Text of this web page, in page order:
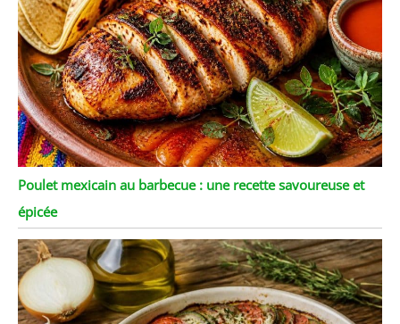
Poulet mexicain au barbecue : une recette savoureuse et
épicée